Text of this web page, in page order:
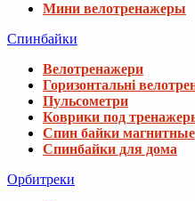
Мини велотренажеры
Спинбайки
Велотренажери
Горизонтальні
Пульсометри
Коврики под
Спин байки магнитные
Спинбайки для дома
Орбитреки